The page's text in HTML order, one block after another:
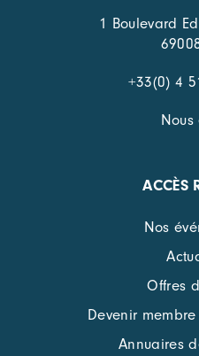
1 Boulevard
+33(0) 4
Nous
ACCÈS
Nos
Offres
Devenir
Annuaires